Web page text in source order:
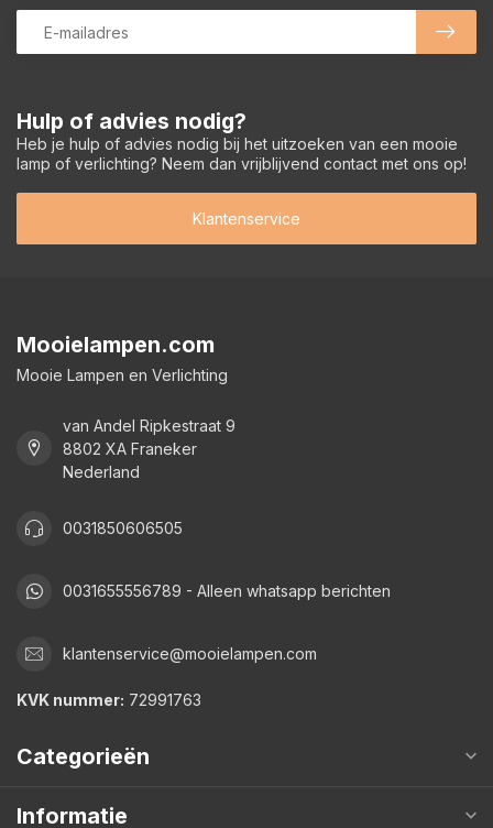
Hulp of advies nodig?
Heb je hulp of advies nodig bij het uitzoeken van een mooie
lamp of verlichting? Neem dan vrijblijvend contact met ons op!
Klantenservice
Mooielampen.com
Mooie Lampen en Verlichting
van Andel Ripkestraat 9
8802 XA Franeker
Nederland
0031850606505
0031655556789 - Alleen whatsapp berichten
klantenservice@mooielampen.com
KVK nummer: 72991763
Categorieën
Informatie